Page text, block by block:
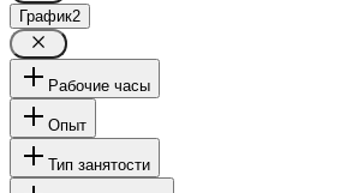
График2
Рабочие часы
Опыт
Тип занятости